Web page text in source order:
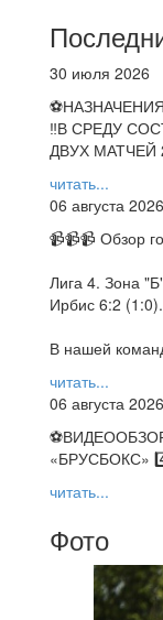
30 июля 2026
‼В СРЕДУ
ДВУХ
читать...
06 августа 2026
📹📹📹 Обзор
Лига 4. Зона
Ирбис 6:2 (1:0).
В нашей
читать...
06 августа 2026
«БРУСБОКС»
читать...
Фото